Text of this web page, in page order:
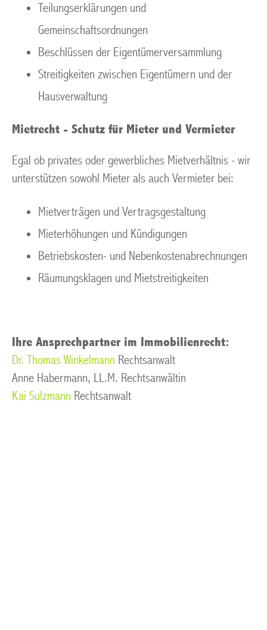
Teilungserklärungen und
Gemeinschaftsordnungen
Beschlüssen der Eigentümerversammlung
Streitigkeiten zwischen Eigentümern und der
Hausverwaltung
Mietrecht - Schutz für Mieter und Vermieter
Egal ob privates oder gewerbliches Mietverhältnis - wir
unterstützen sowohl Mieter als auch Vermieter bei:
Mietverträgen und Vertragsgestaltung
Mieterhöhungen und Kündigungen
Betriebskosten- und Nebenkostenabrechnungen
Räumungsklagen und Mietstreitigkeiten
Ihre Ansprechpartner im Immobilienrecht:
Dr. Thomas Winkelmann Rechtsanwalt
Anne Habermann, LL.M. Rechtsanwältin
Kai Sulzmann Rechtsanwalt